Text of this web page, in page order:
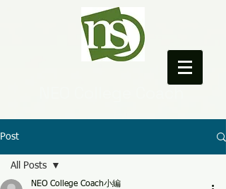
Post
All Posts
NEO College Coach小編